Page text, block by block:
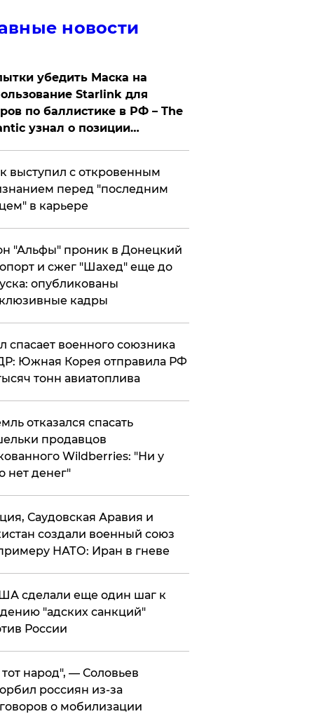
новости
убедить Маска на
Starlink для
по баллистике в РФ – The
узнал о позиции
выступил с откровенным
перед "последним
в карьере
"Альфы" проник в Донецкий
и сжег "Шахед" еще до
опубликованы
кадры
спасает военного союзника
Южная Корея отправила РФ
тонн авиатоплива
отказался спасать
продавцов
Wildberries: "Ни у
нет денег"
Саудовская Аравия и
создали военный союз
НАТО: Иран в гневе
сделали еще один шаг к
"адских санкций"
России
народ", — Соловьев
россиян из-за
о мобилизации